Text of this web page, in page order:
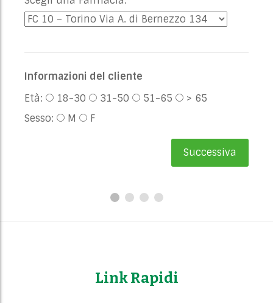
Informazioni del cliente
Età:
18-30 31-50 51-65
> 65
Sesso:
M F
Successiva
Link Rapidi